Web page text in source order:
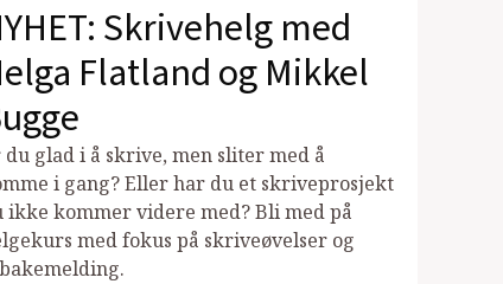
Skrivehelg med
Flatland og Mikkel
du glad i å skrive, men sliter med å
i gang? Eller har du et skriveprosjekt
ikke kommer videre med? Bli med på
med fokus på skriveøvelser og